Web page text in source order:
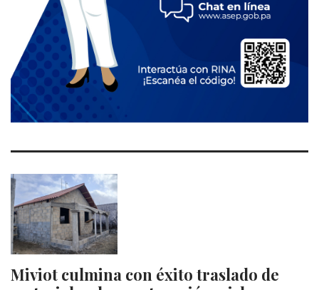
Miviot culmina con éxito traslado de